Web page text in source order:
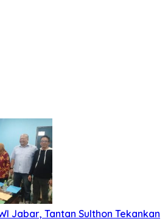
Jabar, Tantan Sulthon Tekankan